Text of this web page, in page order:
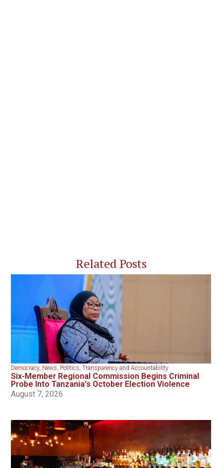
Related Posts
Democracy, News Politics ,Transparency and Accountability
Six-Member Regional Commission Begins Criminal
Probe Into Tanzania’s October Election Violence
August 7, 2026